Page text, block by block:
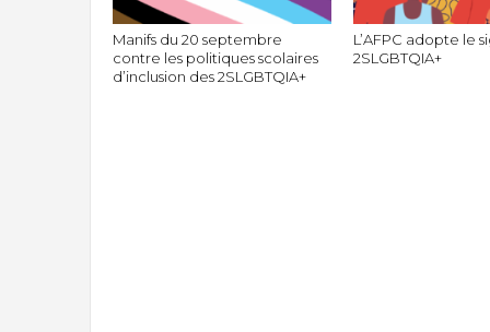
Manifs du 20 septembre
contre les politiques scolaires
d’inclusion des 2SLGBTQIA+
L’AFPC adopte le
2SLGBTQIA+